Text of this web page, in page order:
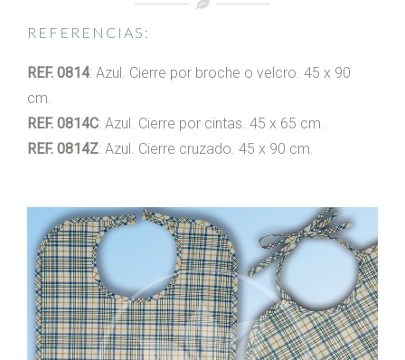
REFERENCIAS:
REF. 0814: Azul. Cierre por broche o velcro. 45 x 90
cm.
REF. 0814C: Azul. Cierre por cintas. 45 x 65 cm.
REF. 0814Z: Azul. Cierre cruzado. 45 x 90 cm.